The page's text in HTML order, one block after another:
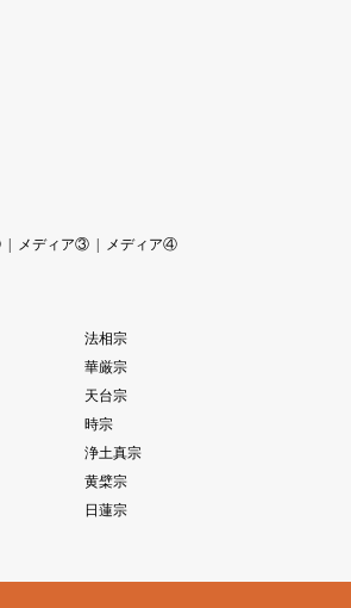
メディア③ メディア④
法相宗
華厳宗
天台宗
時宗
浄土真宗
黄檗宗
日蓮宗